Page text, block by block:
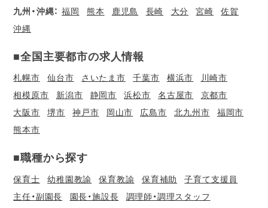
九州・沖縄： 福岡 熊本 鹿児島 長崎 大分 宮崎
佐賀
沖縄
■全国主要都市の求人情報
札幌市 仙台市 さいたま市 千葉市 横浜市
川崎市
相模原市
新潟市 静岡市 浜松市 名古屋市
京都市
大阪市
堺市 神戸市 岡山市 広島市 北九州市
福岡市
熊本市
■職種から探す
保育士 幼稚園教諭 保育教諭 保育補助
子育て支援員
主任・副園長
園長・施設長
調理師・調理スタッフ